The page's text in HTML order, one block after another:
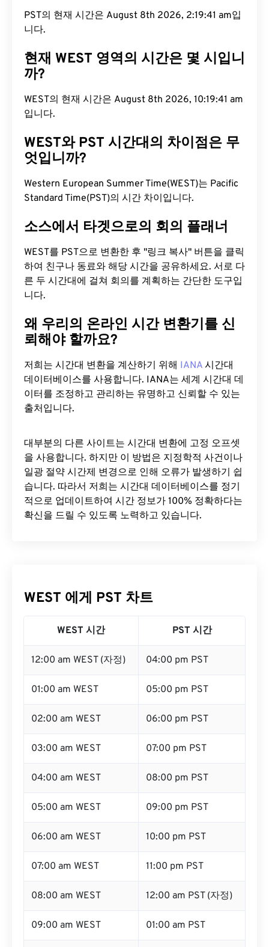
PST의 현재 시간은 August 8th 2026, 2:19:42 am입
니다.
현재 WEST 영역의 시간은 몇 시입니
까?
WEST의 현재 시간은 August 8th 2026, 10:19:42
am입니다.
WEST와 PST 시간대의 차이점은 무
엇입니까?
Western European Summer Time(WEST)는 Pacific
Standard Time(PST)의 시간 차이입니다.
소스에서 타겟으로의 회의 플래너
WEST를 PST으로 변환한 후 "링크 복사" 버튼을 클릭
하여 친구나 동료와 해당 시간을 공유하세요. 서로 다
른 두 시간대에 걸쳐 회의를 계획하는 간단한 도구입
니다.
왜 우리의 온라인 시간 변환기를 신
뢰해야 할까요?
저희는 시간대 변환을 계산하기 위해 IANA 시간대
데이터베이스를 사용합니다. IANA는 세계 시간대 데
이터를 조정하고 관리하는 유명하고 신뢰할 수 있는
출처입니다.
대부분의 다른 사이트는 시간대 변환에 ​​고정 오프셋
을 사용합니다. 하지만 이 방법은 지정학적 사건이나
일광 절약 시간제 변경으로 인해 오류가 발생하기 쉽
습니다. 따라서 저희는 시간대 데이터베이스를 정기
적으로 업데이트하여 시간 정보가 100% 정확하다는
확신을 드릴 수 있도록 노력하고 있습니다.
WEST 에게 PST 차트
WEST 시간 PST 시간
12:00 am WEST (자정) 04:00 pm PST
01:00 am WEST 05:00 pm PST
02:00 am WEST 06:00 pm PST
03:00 am WEST 07:00 pm PST
04:00 am WEST 08:00 pm PST
05:00 am WEST 09:00 pm PST
06:00 am WEST 10:00 pm PST
07:00 am WEST 11:00 pm PST
08:00 am WEST 12:00 am PST (자정)
09:00 am WEST 01:00 am PST